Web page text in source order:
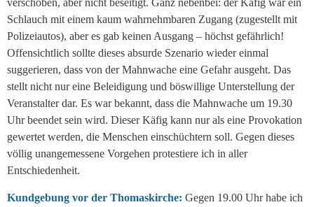
verschoben, aber nicht beseitigt. Ganz nebenbei: der Käfig war ein
Schlauch mit einem kaum wahrnehmbaren Zugang (zugestellt mit
Polizeiautos), aber es gab keinen Ausgang – höchst gefährlich!
Offensichtlich sollte dieses absurde Szenario wieder einmal
suggerieren, dass von der Mahnwache eine Gefahr ausgeht. Das
stellt nicht nur eine Beleidigung und böswillige Unterstellung der
Veranstalter dar. Es war bekannt, dass die Mahnwache um 19.30
Uhr beendet sein wird. Dieser Käfig kann nur als eine Provokation
gewertet werden, die Menschen einschüchtern soll. Gegen dieses
völlig unangemessene Vorgehen protestiere ich in aller
Entschiedenheit.
Kundgebung vor der Thomaskirche: Gegen 19.00 Uhr habe ich